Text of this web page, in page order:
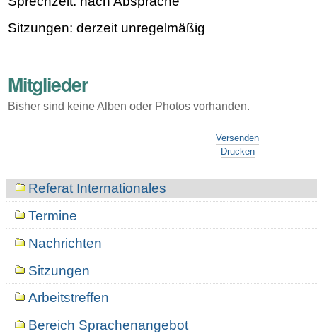
Sitzungen: derzeit unregelmäßig
Mitglieder
Bisher sind keine Alben oder Photos vorhanden.
Versenden
Drucken
NavigationReferat Internationales
Termine
Nachrichten
Sitzungen
Arbeitstreffen
Bereich Sprachenangebot